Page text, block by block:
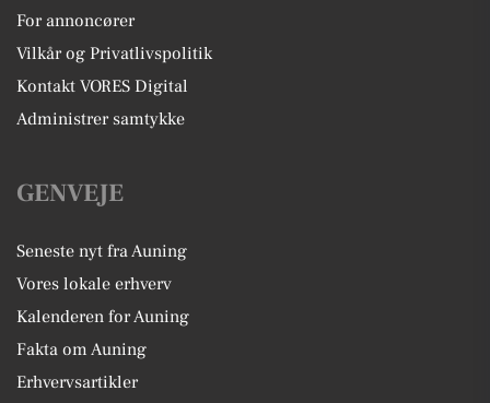
For annoncører
Vilkår og Privatlivspolitik
Kontakt VORES Digital
Administrer samtykke
GENVEJE
Seneste nyt fra Auning
Vores lokale erhverv
Kalenderen for Auning
Fakta om Auning
Erhvervsartikler